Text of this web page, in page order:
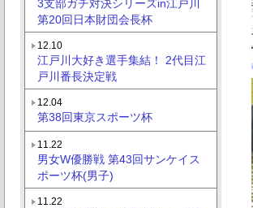
3支部ガチ対決シリーズin江戸川
第20回日本財団会長杯
12.10
江戸川大好き選手集結！ 2代目江
戸川番長決定戦
12.04
第38回東京スポーツ杯
11.22
男女W優勝戦 第43回サンケイス
ポーツ杯(男子)
11.22